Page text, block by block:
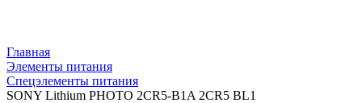
Главная
Элементы питания
Спецэлементы питания
SONY Lithium PHOTO 2CR5-B1A 2CR5 BL1